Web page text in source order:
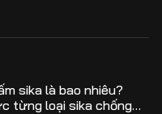
sika là bao nhiêu?
từng loại sika chống